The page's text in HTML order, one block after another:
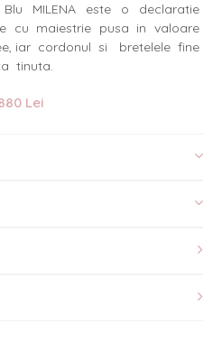
Blu MILENA este o declaratie
cu maiestrie pusa in valoare
iar cordonul si bretelele fine
tinuta.
Lei